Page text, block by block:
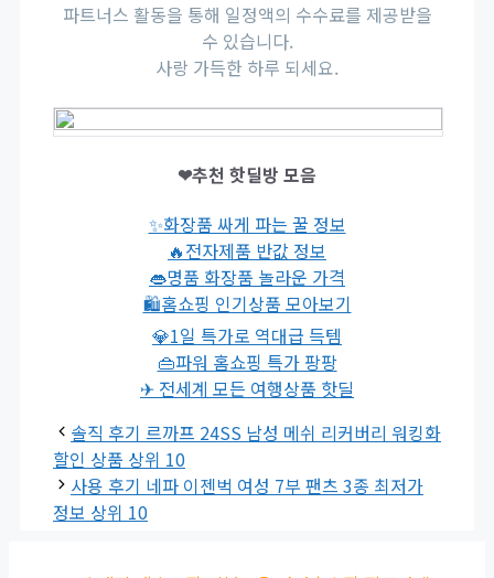
파트너스 활동을 통해 일정액의 수수료를 제공받을
수 있습니다.
사랑 가득한 하루 되세요.
❤추천 핫딜방 모음
✨화장품 싸게 파는 꿀 정보
🔥전자제품 반값 정보
👄명품 화장품 놀라운 가격
🛍홈쇼핑 인기상품 모아보기
💎1일 특가로 역대급 득템
👜파워 홈쇼핑 특가 팡팡
✈ 전세계 모든 여행상품 핫딜
솔직 후기 르까프 24SS 남성 메쉬 리커버리 워킹화
할인 상품 상위 10
사용 후기 네파 이젠벅 여성 7부 팬츠 3종 최저가
정보 상위 10